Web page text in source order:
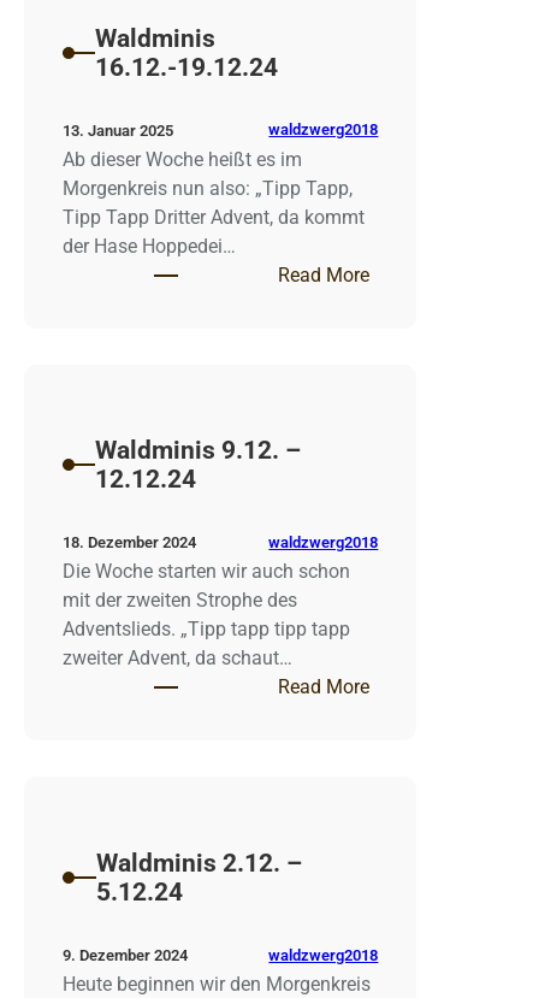
Waldminis
16.12.-19.12.24
13. Januar 2025 waldzwerg2018
Ab dieser Woche heißt es im
Morgenkreis nun also: „Tipp Tapp,
Tipp Tapp Dritter Advent, da kommt
der Hase Hoppedei…
Read More: Waldminis 16.12.-
Waldminis 9.12. –
12.12.24
18. Dezember 2024 waldzwerg2018
Die Woche starten wir auch schon
mit der zweiten Strophe des
Adventslieds. „Tipp tapp tipp tapp
zweiter Advent, da schaut…
Read More: Waldminis 9.12. –
Waldminis 2.12. –
5.12.24
9. Dezember 2024 waldzwerg2018
Heute beginnen wir den Morgenkreis